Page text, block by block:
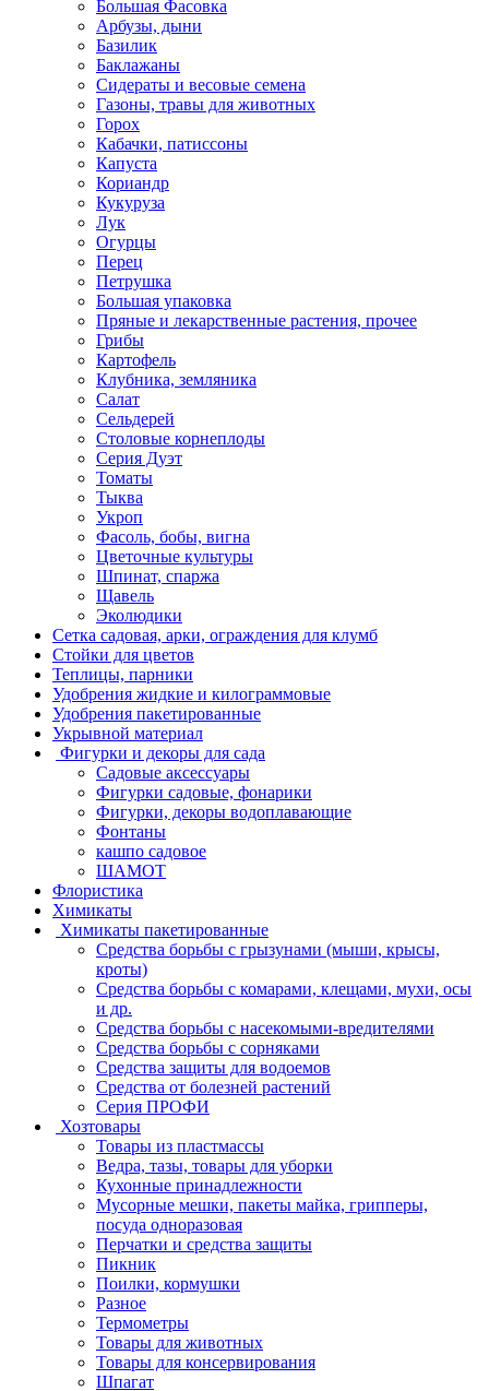
Большая Фасовка
Арбузы, дыни
Базилик
Баклажаны
Сидераты и весовые семена
Газоны, травы для животных
Горох
Кабачки, патиссоны
Капуста
Кориандр
Кукуруза
Лук
Огурцы
Перец
Петрушка
Большая упаковка
Пряные и лекарственные растения, прочее
Грибы
Картофель
Клубника, земляника
Салат
Сельдерей
Столовые корнеплоды
Серия Дуэт
Томаты
Тыква
Укроп
Фасоль, бобы, вигна
Цветочные культуры
Шпинат, спаржа
Щавель
Эколюдики
Сетка садовая, арки, ограждения для клумб
Стойки для цветов
Теплицы, парники
Удобрения жидкие и килограммовые
Удобрения пакетированные
Укрывной материал
Фигурки и декоры для сада
Садовые аксессуары
Фигурки садовые, фонарики
Фигурки, декоры водоплавающие
Фонтаны
кашпо садовое
ШАМОТ
Флористика
Химикаты
Химикаты пакетированные
Средства борьбы с грызунами (мыши, крысы,
кроты)
Средства борьбы с комарами, клещами, мухи, осы
и др.
Средства борьбы с насекомыми-вредителями
Средства борьбы с сорняками
Средства защиты для водоемов
Средства от болезней растений
Серия ПРОФИ
Хозтовары
Товары из пластмассы
Ведра, тазы, товары для уборки
Кухонные принадлежности
Мусорные мешки, пакеты майка, грипперы,
посуда одноразовая
Перчатки и средства защиты
Пикник
Поилки, кормушки
Разное
Термометры
Товары для животных
Товары для консервирования
Шпагат